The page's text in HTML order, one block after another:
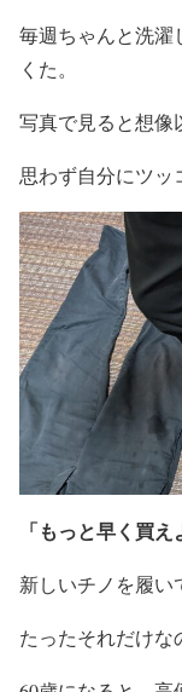
毎週ちゃんと洗濯
くた。
写真で見ると想像
思わず自分にツッ
「もっと早く買え
新しいチノを履い
たったそれだけな